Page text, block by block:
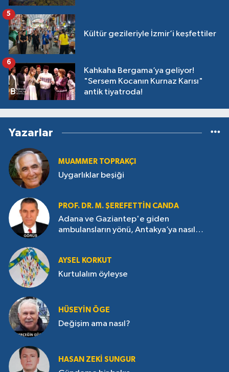
Kültür gezileriyle İzmir’i keşfettiler
5
Kahkaha Bergama’ya geliyor!
"Sersem Kocanın Kurnaz Karısı"
antik tiyatroda!
6
Yazarlar
MUAMMER TOPRAKÇI
Uygarlıklar beşiği
PROF. DR. M. ŞEREFETTIN CANDA
Adana ve Gaziantep'e giden
ambulansların yönü, Antakya’ya nasıl
AYSEL KORKUT
Kurtulalım öyleyse
HÜSEYIN ÖGE
Değişim ama nasıl?
HASAN ZEKI SUNGUR